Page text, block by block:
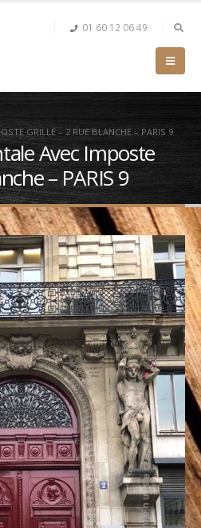
01 60 12 06 49
GRILLE – 2 RUE BLANCHE – PARIS 9
Avec Imposte
– PARIS 9